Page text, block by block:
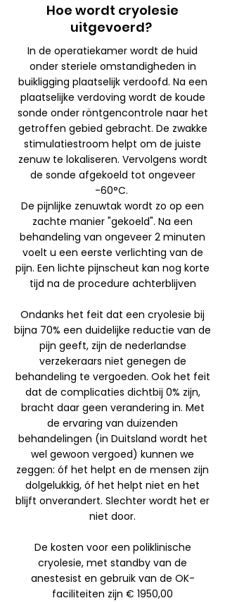
Hoe wordt cryolesie
uitgevoerd?
In de operatiekamer wordt de huid
onder steriele omstandigheden in
buikligging plaatselijk verdoofd. Na een
plaatselijke verdoving wordt de koude
sonde onder röntgencontrole naar het
getroffen gebied gebracht. De zwakke
stimulatiestroom helpt om de juiste
zenuw te lokaliseren. Vervolgens wordt
de sonde afgekoeld tot ongeveer
-60°C.
De pijnlijke zenuwtak wordt zo op een
zachte manier "gekoeld". Na een
behandeling van ongeveer 2 minuten
voelt u een eerste verlichting van de
pijn. Een lichte pijnscheut kan nog korte
tijd na de procedure achterblijven
Ondanks het feit dat een cryolesie bij
bijna 70% een duidelijke reductie van de
pijn geeft, zijn de nederlandse
verzekeraars niet genegen de
behandeling te vergoeden. Ook het feit
dat de complicaties dichtbij 0% zijn,
bracht daar geen verandering in. Met
de ervaring van duizenden
behandelingen (in Duitsland wordt het
wel gewoon vergoed) kunnen we
zeggen: óf het helpt en de mensen zijn
dolgelukkig, óf het helpt niet en het
blijft onverandert. Slechter wordt het er
niet door.
De kosten voor een poliklinische
cryolesie, met standby van de
anestesist en gebruik van de OK-
faciliteiten zijn € 1950,00